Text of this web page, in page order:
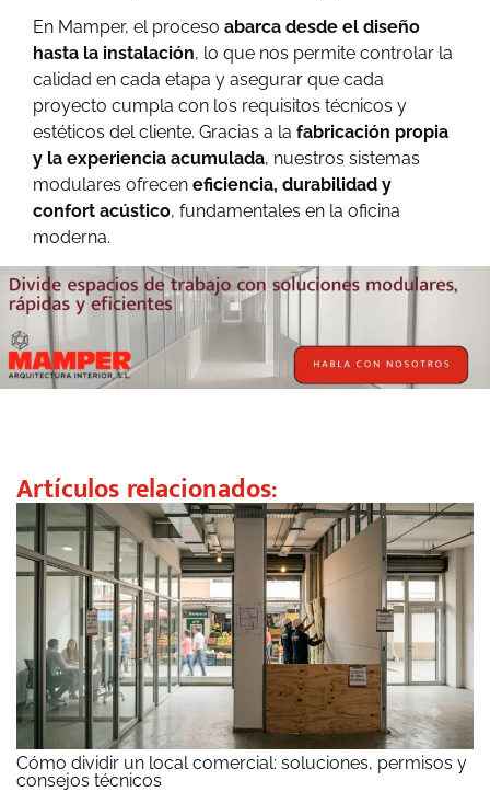
En Mamper, el proceso abarca desde el diseño
hasta la instalación, lo que nos permite controlar la
calidad en cada etapa y asegurar que cada
proyecto cumpla con los requisitos técnicos y
estéticos del cliente. Gracias a la fabricación propia
y la experiencia acumulada, nuestros sistemas
modulares ofrecen eficiencia, durabilidad y
confort acústico, fundamentales en la oficina
moderna.
Artículos relacionados:
Cómo dividir un local comercial: soluciones, permisos y
consejos técnicos